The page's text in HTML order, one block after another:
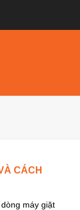
CÁCH
máy giặt